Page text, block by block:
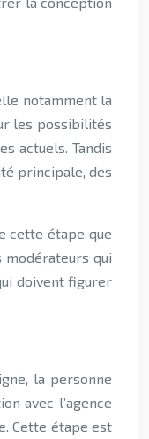
notamment la
les possibilités
actuels. Tandis
principale, des
cette étape que
modérateurs qui
doivent figurer
la personne
avec l’agence
Cette étape est